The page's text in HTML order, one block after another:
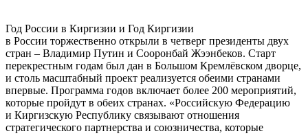
Год России в Киргизии и Год Киргизии
в России торжественно открыли в четверг президенты двух
стран – Владимир Путин и Сооронбай Жээнбеков. Старт
перекрестным годам был дан в Большом Кремлёвском дворце,
и столь масштабный проект реализуется обеими странами
впервые. Программа годов включает более 200 мероприятий,
которые пройдут в обеих странах. «Российскую Федерацию
и Киргизскую Республику связывают отношения
стратегического партнерства и союзничества, которые